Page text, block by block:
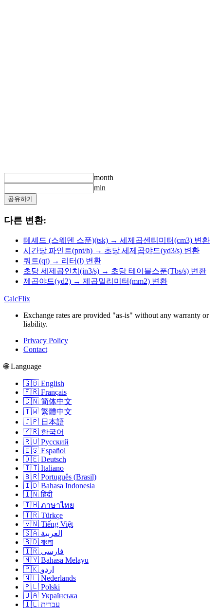
month
min
공유하기
다른 변환:
테셰드 (스웨덴 스푼)(tsk) → 세제곱센티미터(cm3) 변환
시간당 파인트(pnt/h) → 초당 세제곱야드(yd3/s) 변환
쿼트(qt) → 리터(l) 변환
초당 세제곱인치(in3/s) → 초당 테이블스푼(Tbs/s) 변환
제곱야드(yd2) → 제곱밀리미터(mm2) 변환
CalcFlix
Exchange rates are provided "as-is" without any warranty or
liability.
Privacy Policy
Contact
🌐 Language
🇬🇧 English
🇫🇷 Français
🇨🇳 简体中文
🇹🇼 繁體中文
🇯🇵 日本語
🇰🇷 한국어
🇷🇺 Русский
🇪🇸 Español
🇩🇪 Deutsch
🇮🇹 Italiano
🇧🇷 Português (Brasil)
🇮🇩 Bahasa Indonesia
🇮🇳 हिंदी
🇹🇭 ภาษาไทย
🇹🇷 Türkçe
🇻🇳 Tiếng Việt
🇸🇦 العربية
🇧🇩 বাংলা
🇮🇷 فارسی
🇲🇾 Bahasa Melayu
🇵🇰 اردو
🇳🇱 Nederlands
🇵🇱 Polski
🇺🇦 Українська
🇮🇱 עברית